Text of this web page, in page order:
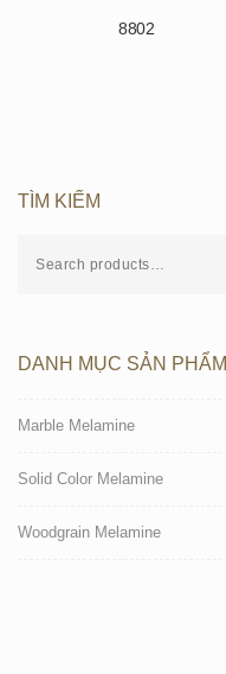
8802
TÌM KIẾM
DANH MỤC SẢN PHẨM
Marble Melamine
Solid Color Melamine
Woodgrain Melamine